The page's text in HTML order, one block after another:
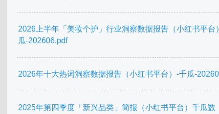
2026上半年「美妆个护」行业洞察数据报告（小红书平台
瓜-202606.pdf
2026年十大热词洞察数据报告（小红书平台）-千瓜-
2025年第四季度「新兴品类」简报（小红书平台）千瓜数